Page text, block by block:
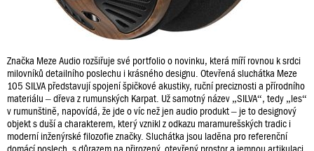
Značka Meze Audio rozšiřuje své portfolio o novinku, která míří rovnou k srdci
milovníků detailního poslechu i krásného designu. Otevřená sluchátka Meze
105 SILVA představují spojení špičkové akustiky, ruční preciznosti a přírodního
materiálu – dřeva z rumunských Karpat. Už samotný název „SILVA“, tedy „les“
v rumunštině, napovídá, že jde o víc než jen audio produkt – je to designový
objekt s duší a charakterem, který vznikl z odkazu maramurešských tradic i
moderní inženýrské filozofie značky. Sluchátka jsou laděna pro referenční